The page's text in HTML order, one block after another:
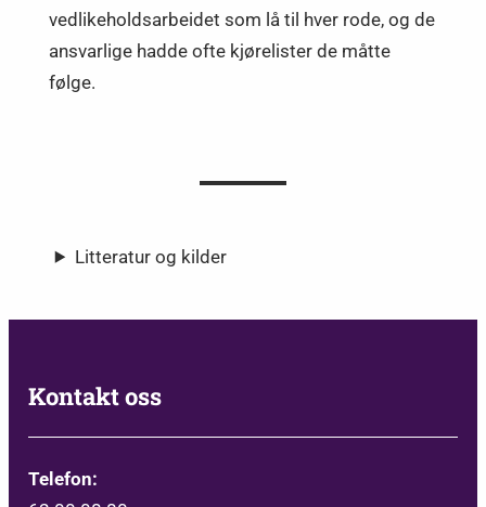
vedlikeholdsarbeidet som lå til hver rode, og de
ansvarlige hadde ofte kjørelister de måtte
følge.
Litteratur og kilder
Kontakt oss
Telefon: